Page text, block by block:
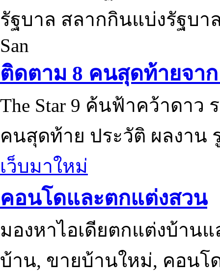
รัฐบาล สลากกินแบ่งรัฐบา
San
ติดตาม 8 คนสุดท้ายจาก
The Star 9 ค้นฟ้าคว้าดาว
คนสุดท้าย ประวัติ ผลงาน
เว็บมาใหม่
คอนโดและตกแต่งสวน
มองหาไอเดียตกแต่งบ้าน
บ้าน, ขายบ้านใหม่, คอนโ